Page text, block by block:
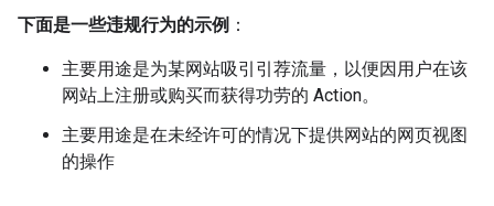
下面是一些违规行为的示例 ：
主要用途是为某网站吸引引荐流量，以便因用户在该
网站上注册或购买而获得功劳的 Action。
主要用途是在未经许可的情况下提供网站的网页视图
的操作